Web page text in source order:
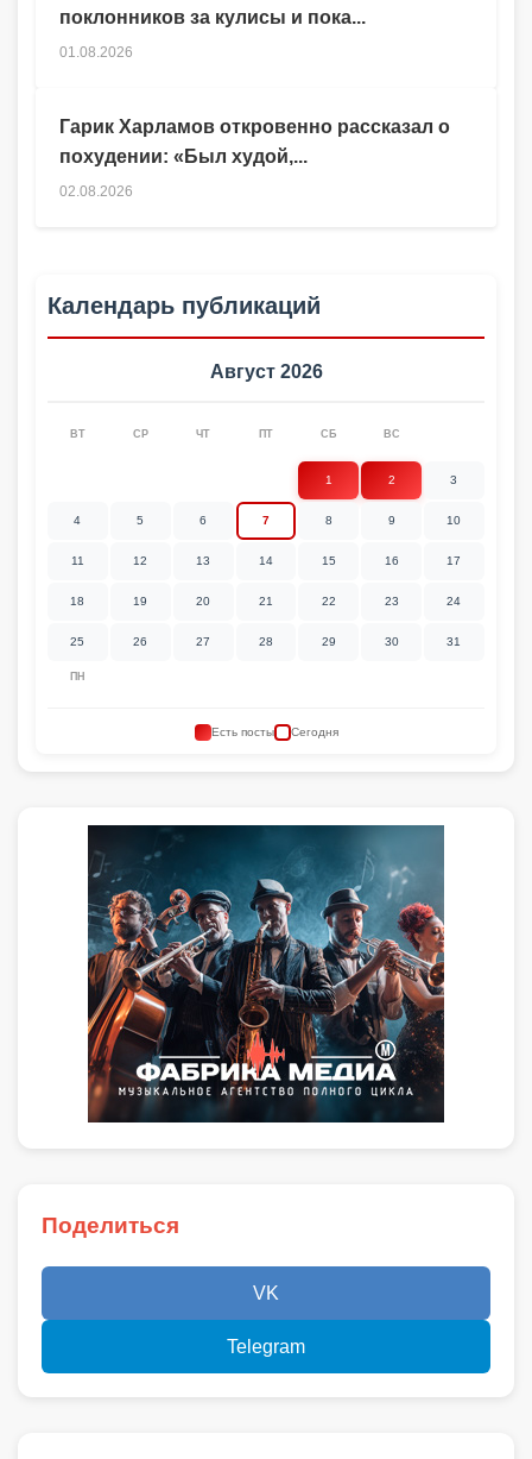
Гарик Харламов откровенно рассказал о
похудении: «Был худой,...
02.08.2026
поклонников за кулисы и пока...
01.08.2026
Календарь публикаций
Август 2026
ПН
ВТ СР ЧТ ПТ СБ ВС
1 2 3
4 5 6 7 8 9 10
11 12 13 14 15 16 17
18 19 20 21 22 23 24
25 26 27 28 29 30 31
Есть посты Сегодня
Поделиться
VK
Telegram